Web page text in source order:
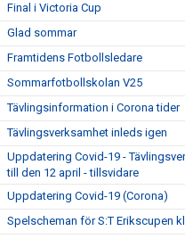
Final i Victoria Cup
Glad sommar
Framtidens Fotbollsledare
Sommarfotbollskolan V25
Tävlingsinformation i Corona tider
Tävlingsverksamhet inleds igen
Uppdatering Covid-19 -
till den 12 april - tillsvidare
Uppdatering Covid-19 (Corona)
Spelscheman för S:T Erikscupen